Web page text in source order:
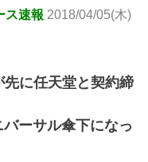
ス速報 2018/04/05(木)
に任天堂と契約締
ーサル傘下になっ